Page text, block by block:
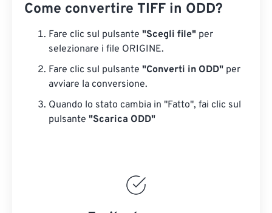
Come convertire TIFF in ODD?
Fare clic sul pulsante "Scegli file" per
selezionare i file ORIGINE.
Fare clic sul pulsante "Converti in ODD" per
avviare la conversione.
Quando lo stato cambia in "Fatto", fai clic sul
pulsante "Scarica ODD"